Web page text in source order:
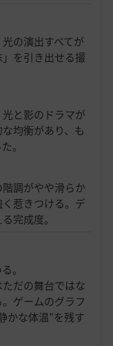
の演出すべてが
を引き出せる撮
と影のドラマが
均衡があり、も
。
調がやや滑らか
惹きつける。デ
完成度。
。
だの舞台ではな
ゲームのグラフ
かな体温”を残す